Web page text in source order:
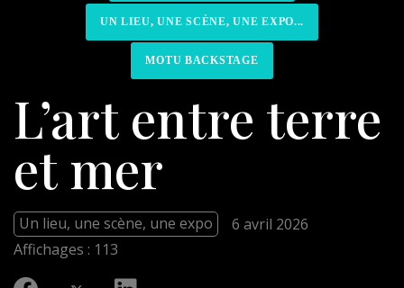
UN LIEU, UNE SCÈNE, UNE EXPO...
MOTU BACKSTAGE
L’art entre terre
et mer
Un lieu, une scène, une expo
6 avril 2026
Affichages : 113